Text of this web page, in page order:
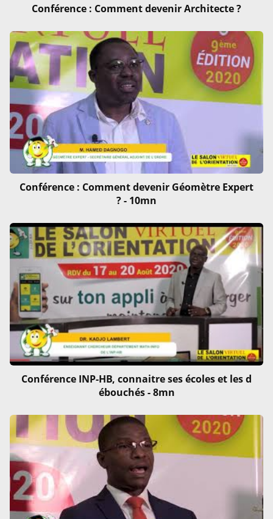
Conférence : Comment devenir Architecte ?
Conférence : Comment devenir Géomètre Expert
? - 10mn
Conférence INP-HB, connaitre ses écoles et les d
ébouchés - 8mn